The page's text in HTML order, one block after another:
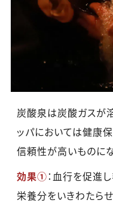
炭酸泉は炭酸ガスが
ッパにおいては健康
信頼性が高いものにな
効果① ：血行を促進
栄養分をいきわたら